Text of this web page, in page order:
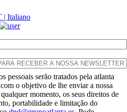
| Italiano
pessoais serão tratados pela atlanta
o objetivo de lhe enviar a nossa
momento, os seus direitos de
portabilidade e limitação do